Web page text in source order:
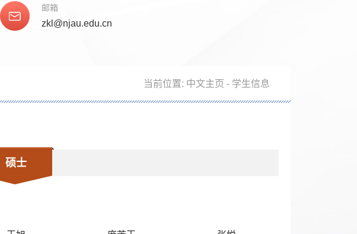
邮箱
zkl@njau.edu.cn
当前位置: 中文主页 - 学生信息
硕士